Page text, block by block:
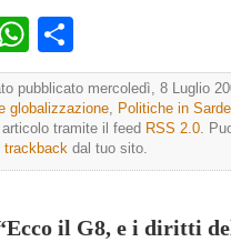
WhatsApp
pubblicato mercoledì, 8 Luglio
globalizzazione, Politiche in
tramite il feed RSS 2.0.
trackback dal tuo sito.
il G8, e i diritti